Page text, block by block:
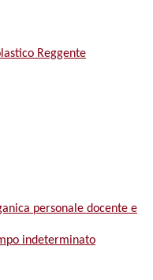
Reggente
personale docente e
indeterminato